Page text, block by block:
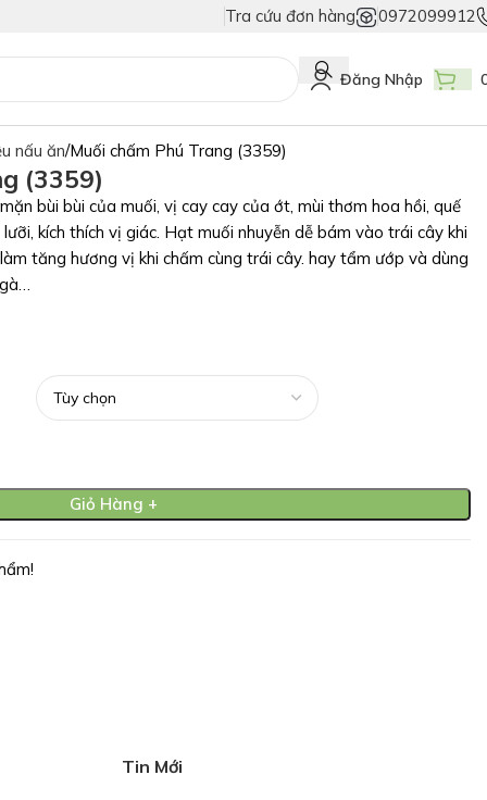
Duy Nhất Chỉ Có Tem Vân Niêm Phong - Bảo Vệ Tuyệt Đối Hàng Thật!
Tra cứu đơn hàng 0972099912
Đăng Nhập
nấu ăn Muối chấm Phú Trang (3359)
(3359)
bùi bùi của muối, vị cay cay của ớt, mùi thơm hoa hồi, quế
kích thích vị giác. Hạt muối nhuyễn dễ bám vào trái cây khi
tăng hương vị khi chấm cùng trái cây. hay tẩm ướp và dùng
Giỏ Hàng +
Tin Mới